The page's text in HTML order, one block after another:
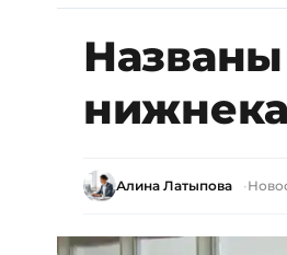
Алина Латыпова